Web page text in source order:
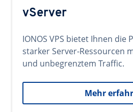
vServer
IONOS VPS bietet Ihnen die
starker Server-Ressourcen
und unbegrenztem Traffic.
Mehr